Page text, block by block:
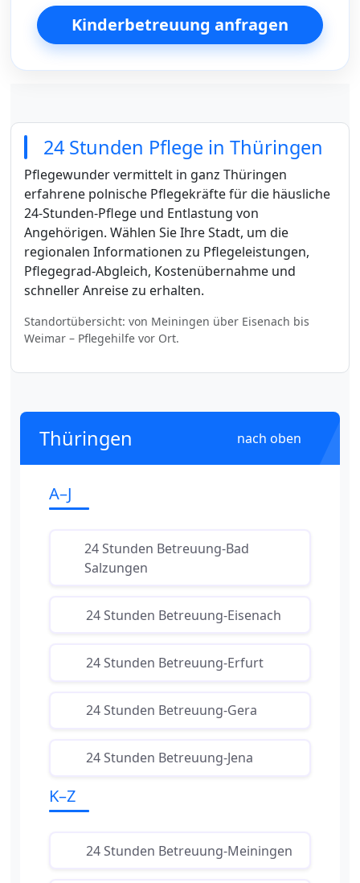
Kinderbetreuung anfragen
24 Stunden Pflege in Thüringen
Pflegewunder vermittelt in ganz Thüringen
erfahrene polnische Pflegekräfte für die häusliche
24-Stunden-Pflege und Entlastung von
Angehörigen. Wählen Sie Ihre Stadt, um die
regionalen Informationen zu Pflegeleistungen,
Pflegegrad-Abgleich, Kostenübernahme und
schneller Anreise zu erhalten.
Standortübersicht: von Meiningen über Eisenach bis
Weimar – Pflegehilfe vor Ort.
Thüringen nach oben
A–J
24 Stunden Betreuung-Bad
Salzungen
24 Stunden Betreuung-Eisenach
24 Stunden Betreuung-Erfurt
24 Stunden Betreuung-Gera
24 Stunden Betreuung-Jena
K–Z
24 Stunden Betreuung-Meiningen